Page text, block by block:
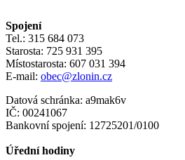
Spojení
Tel.: 315 684 073
Starosta: 725 931 395
Místostarosta: 607 031 394
E-mail: obec@zlonin.cz
Datová schránka: a9mak6v
IČ: 00241067
Bankovní spojení: 12725201/0100
Úřední hodiny